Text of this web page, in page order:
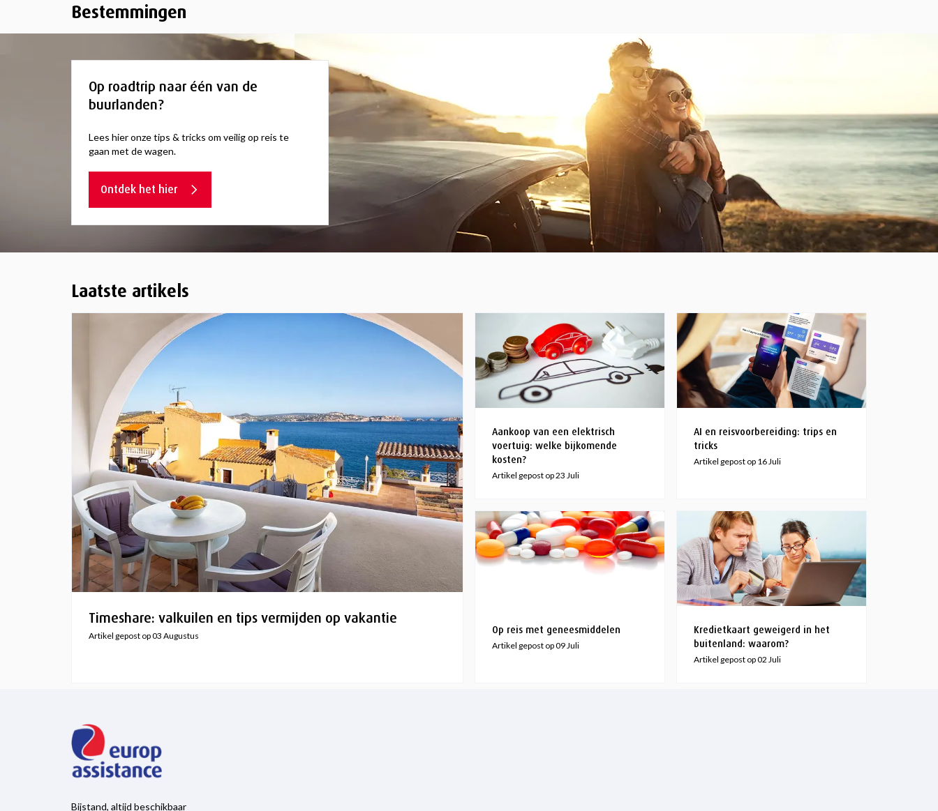
Bestemmingen
Op roadtrip naar één van de
buurlanden?
Lees hier onze tips & tricks om veilig op reis te
gaan met de wagen.
Ontdek het hier
Laatste artikels
Timeshare: valkuilen en tips vermijden op vakantie
Artikel gepost op 03 Augustus
Aankoop van een elektrisch
voertuig: welke bijkomende
kosten?
Artikel gepost op 23 Juli
AI en reisvoorbereiding: trips en
tricks
Artikel gepost op 16 Juli
Op reis met geneesmiddelen
Artikel gepost op 09 Juli
Kredietkaart geweigerd in het
buitenland: waarom?
Artikel gepost op 02 Juli
Bijstand, altijd beschikbaar